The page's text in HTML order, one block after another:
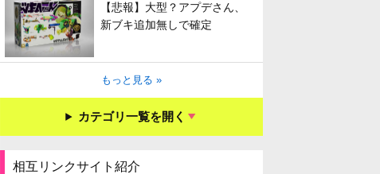
【悲報】大型？アプデさん、
新ブキ追加無しで確定
もっと見る »
カテゴリ一覧を開く
相互リンクサイト紹介